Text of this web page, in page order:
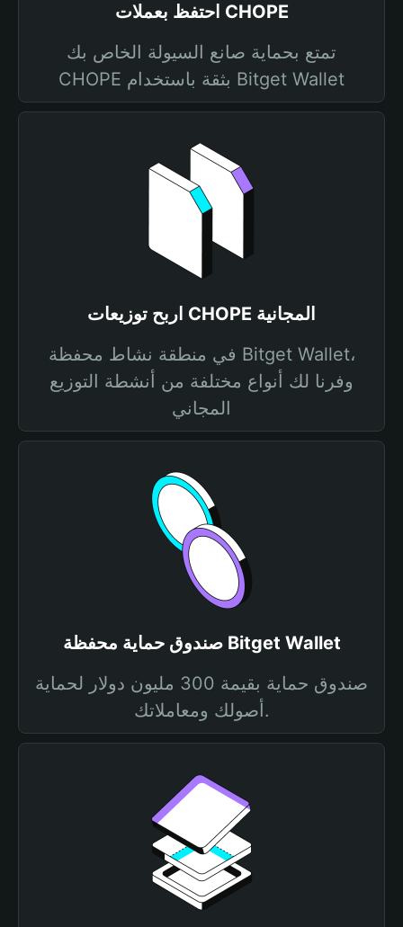
احتفظ بعملات CHOPE
تمتع بحماية صانع السيولة الخاص بك
CHOPE بثقة باستخدام Bitget Wallet
اربح توزيعات CHOPE المجانية
في منطقة نشاط محفظة Bitget Wallet،
وفرنا لك أنواع مختلفة من أنشطة التوزيع
المجاني
صندوق حماية محفظة Bitget Wallet
صندوق حماية بقيمة 300 مليون دولار لحماية
أصولك ومعاملاتك.